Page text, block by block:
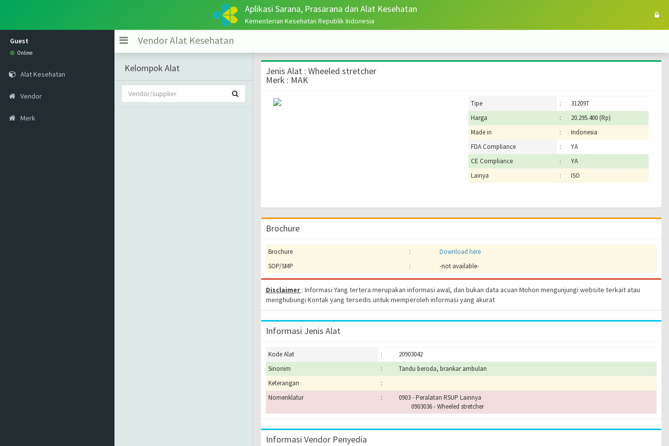
Aplikasi Sarana, Prasarana dan Alat Kesehatan
Kementerian Kesehatan Republik Indonesia
Guest
Online
Alat Kesehatan
Vendor
Merk
Vendor Alat Kesehatan
Jenis Alat : Wheeled stretcher
Merk : MAK
Tipe :
31209T
Harga
:
20.295.400 (Rp)
Made in
:
Indonesia
FDA Compliance
:
YA
CE Compliance
:
YA
Lainya
: ISO
Brochure
Brochure :
Download here
SOP/SMP
: -not available-
Disclaimer : Informasi Yang tertera merupakan informasi awal, dan bukan data acuan Mohon mengunjungi website terkait atau
menghubungi Kontak yang tersedis untuk memperoleh informasi yang akurat
Informasi Jenis Alat
Kode Alat :
20903042
Sinonim
:
Tandu beroda, brankar ambulan
Keterangan
:
Nomenklatur
:
0903 - Peralatan RSUP Lainnya
0903036 - Wheeled stretcher
Informasi Vendor Penyedia
Kelompok Alat